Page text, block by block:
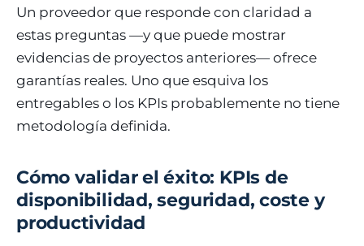
Un proveedor que responde con claridad a
estas preguntas —y que puede mostrar
evidencias de proyectos anteriores— ofrece
garantías reales. Uno que esquiva los
entregables o los KPIs probablemente no tiene
metodología definida.
Cómo validar el éxito: KPIs de
disponibilidad, seguridad, coste y
productividad